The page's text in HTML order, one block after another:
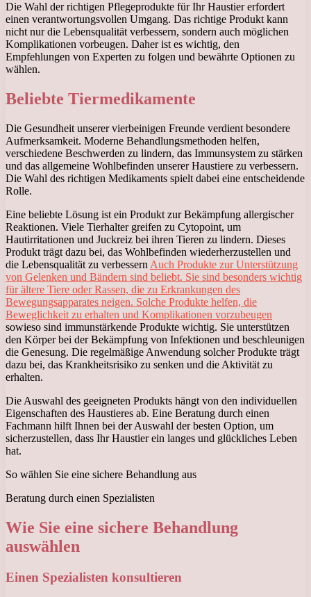
Die Wahl der richtigen Pflegeprodukte für Ihr Haustier erfordert
einen verantwortungsvollen Umgang. Das richtige Produkt kann
nicht nur die Lebensqualität verbessern, sondern auch möglichen
Komplikationen vorbeugen. Daher ist es wichtig, den
Empfehlungen von Experten zu folgen und bewährte Optionen zu
wählen.
Beliebte Tiermedikamente
Die Gesundheit unserer vierbeinigen Freunde verdient besondere
Aufmerksamkeit. Moderne Behandlungsmethoden helfen,
verschiedene Beschwerden zu lindern, das Immunsystem zu stärken
und das allgemeine Wohlbefinden unserer Haustiere zu verbessern.
Die Wahl des richtigen Medikaments spielt dabei eine entscheidende
Rolle.
Eine beliebte Lösung ist ein Produkt zur Bekämpfung allergischer
Reaktionen. Viele Tierhalter greifen zu Cytopoint, um
Hautirritationen und Juckreiz bei ihren Tieren zu lindern. Dieses
Produkt trägt dazu bei, das Wohlbefinden wiederherzustellen und
die Lebensqualität zu verbessern Auch Produkte zur Unterstützung
von Gelenken und Bändern sind beliebt. Sie sind besonders wichtig
für ältere Tiere oder Rassen, die zu Erkrankungen des
Bewegungsapparates neigen. Solche Produkte helfen, die
Beweglichkeit zu erhalten und Komplikationen vorzubeugen
sowieso sind immunstärkende Produkte wichtig. Sie unterstützen
den Körper bei der Bekämpfung von Infektionen und beschleunigen
die Genesung. Die regelmäßige Anwendung solcher Produkte trägt
dazu bei, das Krankheitsrisiko zu senken und die Aktivität zu
erhalten.
Die Auswahl des geeigneten Produkts hängt von den individuellen
Eigenschaften des Haustieres ab. Eine Beratung durch einen
Fachmann hilft Ihnen bei der Auswahl der besten Option, um
sicherzustellen, dass Ihr Haustier ein langes und glückliches Leben
hat.
So wählen Sie eine sichere Behandlung aus
Beratung durch einen Spezialisten
Wie Sie eine sichere Behandlung
auswählen
Einen Spezialisten konsultieren